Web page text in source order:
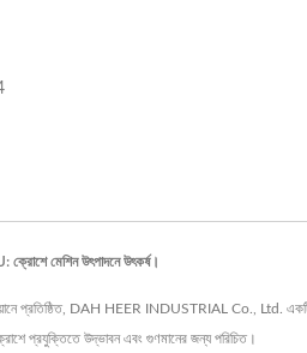
মেশিন উৎপাদনে উৎকর্ষ।
প্রতিষ্ঠিত, DAH HEER INDUSTRIAL Co., Ltd. একটি
প্রযুক্তিতে উদ্ভাবন এবং গুণমানের জন্য পরিচিত।